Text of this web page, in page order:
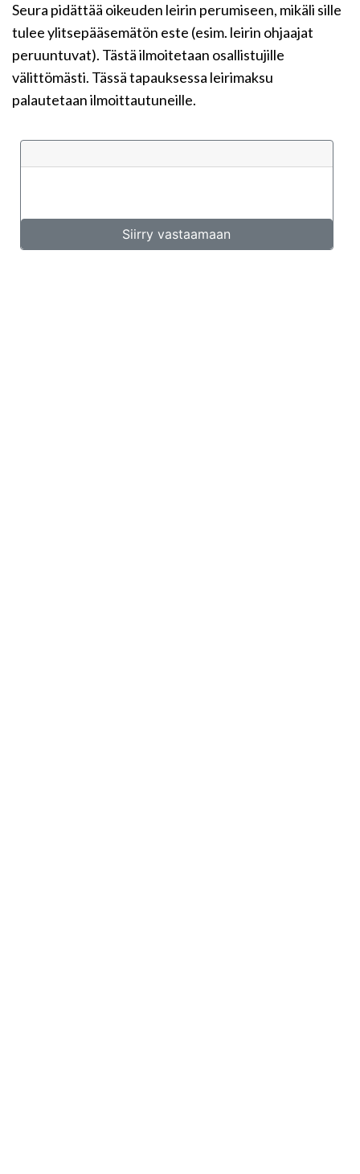
Seura pidättää oikeuden leirin perumiseen, mikäli sille
tulee ylitsepääsemätön este (esim. leirin ohjaajat
peruuntuvat). Tästä ilmoitetaan osallistujille
välittömästi. Tässä tapauksessa leirimaksu
palautetaan ilmoittautuneille.